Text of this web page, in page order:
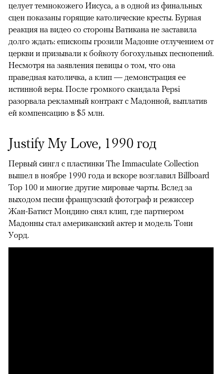
00:00 / 00:00
целует темнокожего Иисуса, а в одной из финальных
сцен показаны горящие католические кресты. Бурная
реакция на видео со стороны Ватикана не заставила
долго ждать: епископы грозили Мадонне отлучением от
церкви и призывали к бойкоту богохульных песнопений.
Несмотря на заявления певицы о том, что она
праведная католичка, а клип — демонстрация ее
истинной веры. После громкого скандала Pepsi
разорвала рекламный контракт с Мадонной, выплатив
ей компенсацию в $5 млн.
Justify My Love, 1990 год
Первый сингл с пластинки The Immaculate Collection
вышел в ноябре 1990 года и вскоре возглавил Billboard
Top 100 и многие другие мировые чарты. Вслед за
выходом песни французский фотограф и режиссер
Жан-Батист Мондино снял клип, где партнером
Мадонны стал американский актер и модель Тони
Уорд.